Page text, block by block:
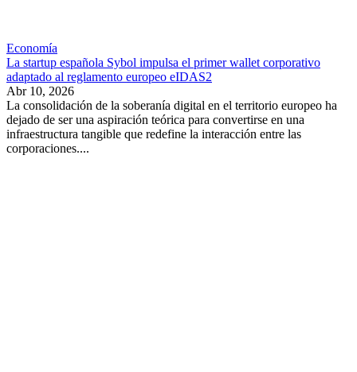
Economía
La startup española Sybol impulsa el primer wallet corporativo
adaptado al reglamento europeo eIDAS2
Abr 10, 2026
La consolidación de la soberanía digital en el territorio europeo ha
dejado de ser una aspiración teórica para convertirse en una
infraestructura tangible que redefine la interacción entre las
corporaciones....